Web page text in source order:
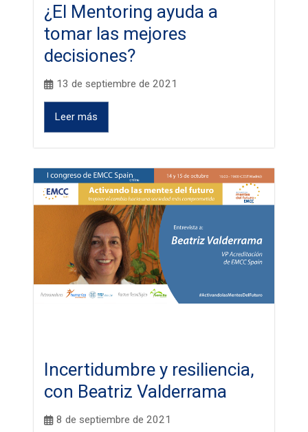
¿El Mentoring ayuda a
tomar las mejores
decisiones?
13 de septiembre de 2021
Leer más
Incertidumbre y resiliencia,
con Beatriz Valderrama
8 de septiembre de 2021